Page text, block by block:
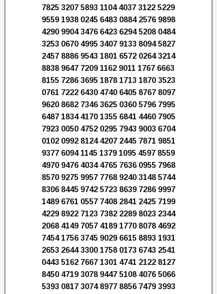
7825 3207 5893 1104 4037 3122 5229
9559 1938 0245 6483 0884 2576 9898
4290 9904 3476 6423 6294 5208 0484
3253 0670 4995 3407 9133 8094 5827
2457 8886 9543 1801 6572 0264 3214
8838 9647 7209 1162 9011 1767 6663
8155 7286 3695 1878 1713 1870 3523
0761 7222 6430 4740 6405 8767 8097
9620 8682 7346 3625 0360 5796 7995
6487 1834 4170 1355 6841 4460 7905
7923 0050 4752 0295 7943 9003 6704
0102 0992 8124 4207 2445 7871 9851
9377 6094 1145 1379 1095 4597 8559
4970 9476 4034 4765 7636 0955 7968
8570 9275 9957 7768 9240 3148 5744
8306 8445 9742 5723 8639 7286 9997
1489 6761 0557 7408 2841 2425 7199
4229 8922 7123 7382 2289 8023 2344
2068 4149 7057 4189 1770 8078 4692
7454 1756 3745 9029 6615 8893 1931
2653 2644 3300 1758 0173 6743 2541
0443 5162 7667 1301 4741 2122 8127
8450 4719 3078 9447 5108 4076 5066
5393 0817 3074 8977 8856 7479 3993